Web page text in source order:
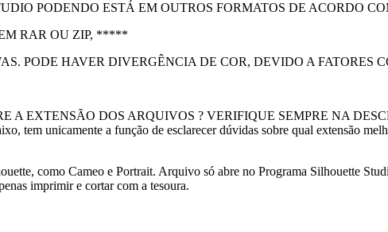
PODENDO ESTÁ EM OUTROS FORMATOS DE ACORDO
RAR OU ZIP, *****
PODE HAVER DIVERGÊNCIA DE COR, DEVIDO A FATORES
A EXTENSÃO DOS ARQUIVOS ? VERIFIQUE SEMPRE NA
unicamente a função de esclarecer dúvidas sobre qual extensão
como Cameo e Portrait. Arquivo só abre no Programa Silhouette
imprimir e cortar com a tesoura.